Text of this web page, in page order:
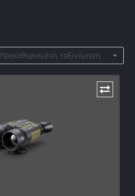
Προκαθορισμένη ταξινόμηση